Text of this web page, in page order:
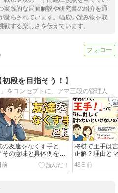
実践的な局面解説や研究書の紹介を通
凝らされています。幅広い読み物を取
する楽しさを伝えています。
段を目指そう！】
の友達をなくす手と
その意味と具体例を紹
前
将棋で王手は
正解？理由と
解説！
43日前